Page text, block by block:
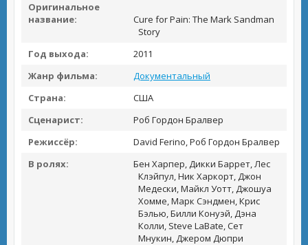
Оригинальное
название:
Cure for Pain: The Mark Sandman
Story
Год выхода:
2011
Жанр фильма:
Документальный
Страна:
США
Сценарист:
Роб Гордон Бралвер
Режиссёр:
David Ferino, Роб Гордон Бралвер
В ролях:
Бен Харпер, Дикки Баррет, Лес
Клэйпул, Ник Харкорт, Джон
Медески, Майкл Уотт, Джошуа
Хомме, Марк Сэндмен, Крис
Бэлью, Билли Конуэй, Дэна
Колли, Steve LaBate, Сет
Мнукин, Джером Дюпри